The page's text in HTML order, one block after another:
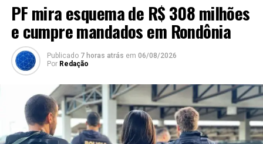
PF mira esquema de R$ 308 milhões
e cumpre mandados em Rondônia
Publicado 7 horas atrás em 06/08/2026
Por Redação